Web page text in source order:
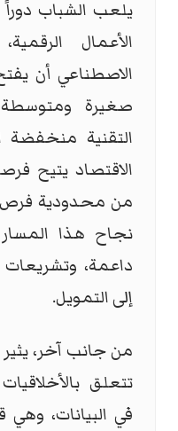
يلعب الشباب دوراً
الأعمال
الاصطناعي أن
صغيرة
التقنية منخفضة
الاقتصاد يتيح
من محدودية فرص
نجاح هذا
داعمة، وتشريعات
إلى التمويل.
من جانب آخر، يثير
تتعلق
في البيانات،